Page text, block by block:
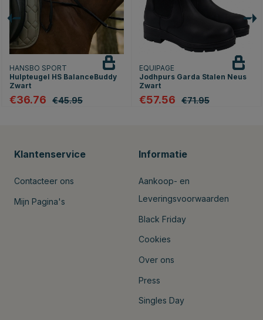
HANSBO SPORT
Hulpteugel HS BalanceBuddy
Zwart
€36.76 €45.95
EQUIPAGE
Jodhpurs Garda Stalen Neus
Zwart
€57.56 €71.95
Klantenservice
Contacteer ons
Mijn Pagina's
Informatie
Aankoop- en
Leveringsvoorwaarden
Black Friday
Cookies
Over ons
Press
Singles Day